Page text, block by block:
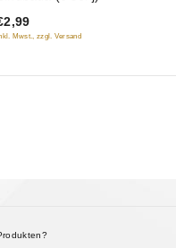
Mwst., zzgl. Versand